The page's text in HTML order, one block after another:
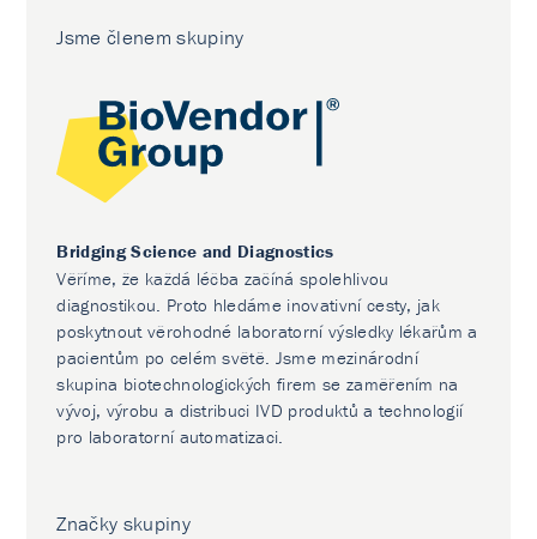
Jsme členem skupiny
Bridging Science and Diagnostics
Věříme, že každá léčba začíná spolehlivou
diagnostikou. Proto hledáme inovativní cesty, jak
poskytnout věrohodné laboratorní výsledky lékařům a
pacientům po celém světě. Jsme mezinárodní
skupina biotechnologických firem se zaměřením na
vývoj, výrobu a distribuci IVD produktů a technologií
pro laboratorní automatizaci.
Značky skupiny